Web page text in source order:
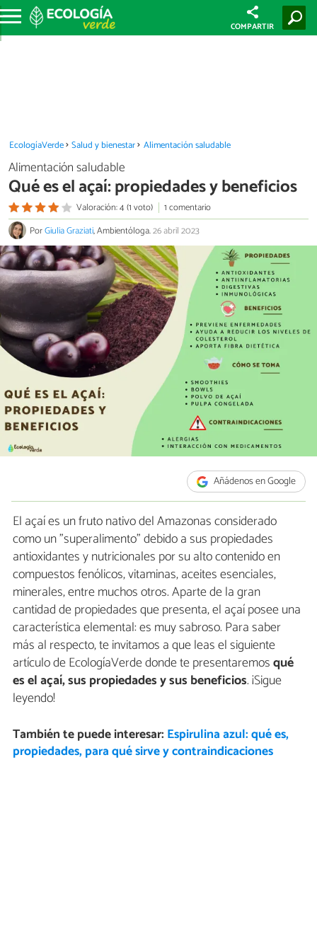
COMPARTIR
EcologíaVerde Salud y bienestar Alimentación saludable
Alimentación saludable
Qué es el açaí: propiedades y beneficios
Valoración: 4 (1 voto)
1 comentario
PorGiulia Graziati, Ambientóloga.26 abril 2023
Añádenos en Google
El açaí es un fruto nativo del Amazonas considerado
como un "superalimento" debido a sus propiedades
antioxidantes y nutricionales por su alto contenido en
compuestos fenólicos, vitaminas, aceites esenciales,
minerales, entre muchos otros. Aparte de la gran
cantidad de propiedades que presenta, el açaí posee una
característica elemental: es muy sabroso. Para saber
más al respecto, te invitamos a que leas el siguiente
artículo de EcologíaVerde donde te presentaremosqué
es el açaí, sus propiedades y sus beneficios. ¡Sigue
leyendo!
También te puede interesar: Espirulina azul: qué es,
propiedades, para qué sirve y contraindicaciones